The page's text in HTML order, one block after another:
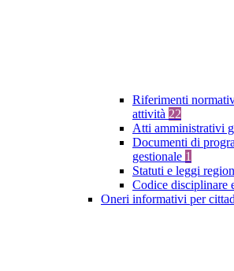
Riferimenti
attività 22
Atti amministrativi
Documenti di
gestionale 1
Statuti e leggi
Codice disciplinare
Oneri informativi per